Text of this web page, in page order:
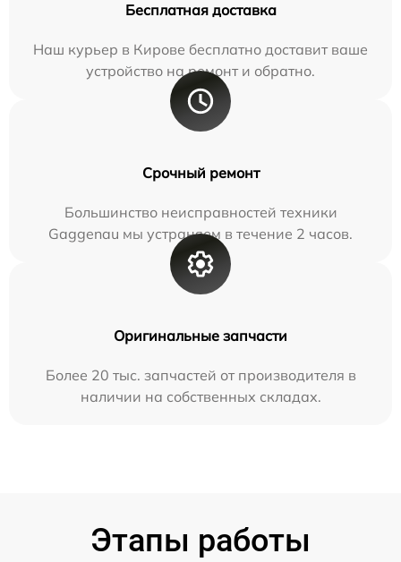
Бесплатная доставка
Наш курьер в Кирове бесплатно доставит ваше
устройство на ремонт и обратно.
Срочный ремонт
Большинство неисправностей техники
Gaggenau мы устраняем в течение 2 часов.
Оригинальные запчасти
Более 20 тыс. запчастей от производителя в
наличии на собственных складах.
Этапы работы